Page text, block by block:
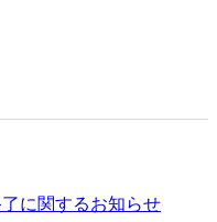
に関するお知らせ